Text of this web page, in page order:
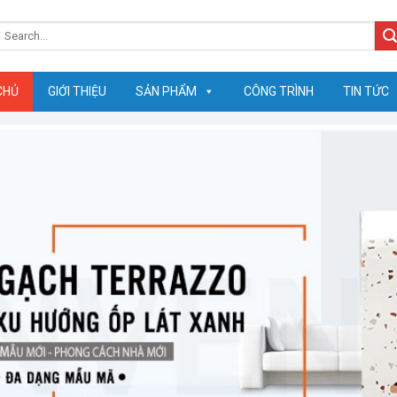
GIỚI THIỆU SẢN PHẨM CÔNG TRÌNH TIN TỨC